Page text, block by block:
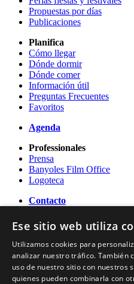
Propuestas por días
Publicaciones
Planifica
Cómo llegar
Dónde dormir
Dónde comer
Información útil
Preguntas Frecuentes
Favoritos
Agenda
Professionales
Prensa
Banyoles Film Office
Logoteca
Contacto
OFICINA DE TURISMO DE
Passeig Darder - Pesquera núm.
17820 Banyoles (Girona)
Tel. (0034) 972 583 470
turisme@ajbanyoles.org
whatsapp 690 853 395
Ese sitio web utiliza
Utilizamos cookies para
analizar nuestro tráfico. También
uso de nuestro sitio con nuestros
quienes pueden combinarla con